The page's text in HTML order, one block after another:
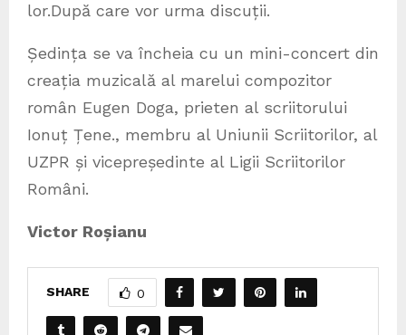
lor.După care vor urma discuții.
Ședința se va încheia cu un mini-concert din
creația muzicală al marelui compozitor
român Eugen Doga, prieten al scriitorului
Ionuț Țene., membru al Uniunii Scriitorilor, al
UZPR și vicepreședinte al Ligii Scriitorilor
Români.
Victor Roșianu
SHARE 0